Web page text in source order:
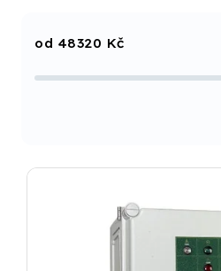
Abecedně
48320 Kč